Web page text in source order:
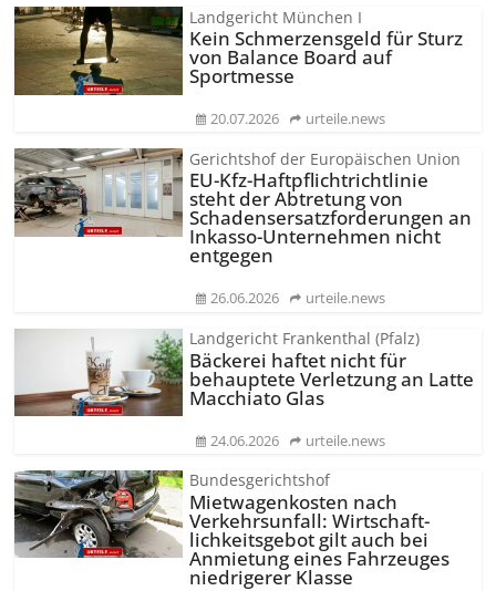
Landgericht München I
Kein Schmerzensgeld für Sturz
von Balance Board auf
Sportmesse
20.07.2026 urteile.news
Gerichtshof der Europäischen Union
EU-Kfz-Haftpflicht­richtlinie
steht der Abtretung von
Schadenser­satzforderungen an
Inkasso-Unternehmen nicht
entgegen
26.06.2026 urteile.news
Landgericht Frankenthal (Pfalz)
Bäckerei haftet nicht für
behauptete Verletzung an Latte
Macchiato Glas
24.06.2026 urteile.news
Bundesgerichtshof
Mietwagenkosten nach
Verkehrsunfall: Wirtschaft­
lichkeitsgebot gilt auch bei
Anmietung eines Fahrzeuges
niedrigerer Klasse